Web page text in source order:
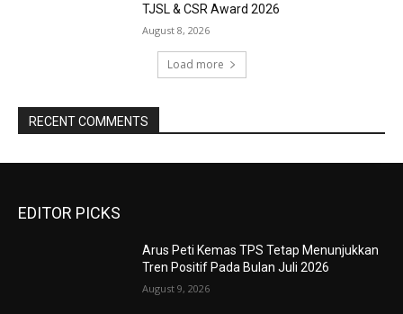
TJSL & CSR Award 2026
August 8, 2026
Load more
RECENT COMMENTS
EDITOR PICKS
Arus Peti Kemas TPS Tetap Menunjukkan
Tren Positif Pada Bulan Juli 2026
August 9, 2026